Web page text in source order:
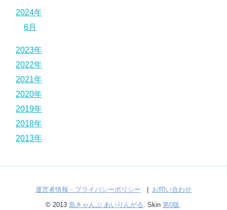
2024年
6月
2023年
2022年
2021年
2020年
2019年
2018年
2013年
運営者情報・プライバシーポリシー
お問い合わせ
© 2013 島きゃんぷ あいりんがる . Skin 第0版